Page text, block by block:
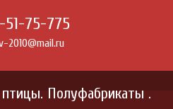
51-75-775
2010@mail.ru
Полуфабрикаты .